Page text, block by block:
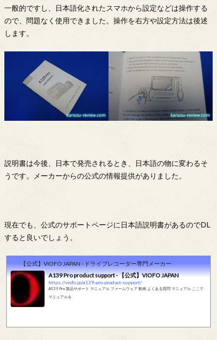
一般的ですし、日本語化されたスマホから設定などは操作する
ので、問題なく使用できました。操作を右方や設定方法は後述
します。
説明書は今後、日本で発売されるとき、日本語の物に変わるそ
うです。メーカーからの公式の情報提供がありました。
現在でも、公式のサポートページに日本語説明書があるのでDL
すると良いでしょう。
【公式】VIOFO JAPAN - ドライブレコーダー専門メーカー
A139 Pro product support - 【公式】VIOFO JAPAN
https://viofo.jp/a139-pro-product-support/
A139 Pro 製品サポート マニュアル ファームウェア 動画 よくある質問 マニュアル ここで
マニュアルを